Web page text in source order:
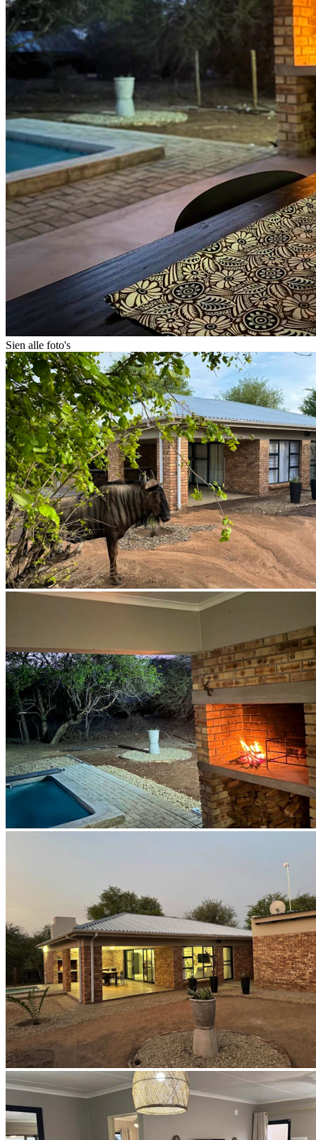
Sien alle foto's